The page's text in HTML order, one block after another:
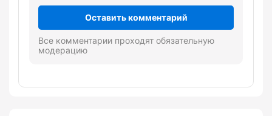
Оставить комментарий
Все комментарии проходят обязательную
модерацию